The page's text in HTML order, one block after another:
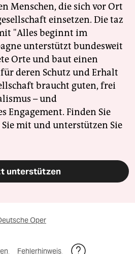
Menschen, die sich vor Ort
einsetzen. Die taz
"Alles beginnt im
unterstützt bundesweit
Orte und baut einen
deren Schutz und Erhalt
braucht guten, frei
– und
Engagement. Finden Sie
mit und unterstützen Sie
unterstützen
Oper
Fehlerhinweis